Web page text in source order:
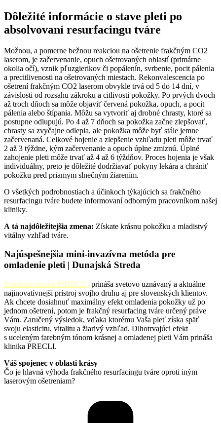
Dôležité informácie o stave pleti po
absolvovaní resurfacingu tváre
Možnou, a pomerne bežnou reakciou na ošetrenie frakčným CO2
laserom, je začervenanie, opuch ošetrovaných oblastí (primárne
okolia očí), vznik pľuzgierikov či popálenín, svrbenie, pocit pálenia
a precitlivenosti na ošetrovaných miestach. Rekonvalescencia po
ošetrení frakčným CO2 laserom obvykle trvá od 5 do 14 dní, v
závislosti od rozsahu zákroku a citlivosti pokožky. Po prvých dvoch
až troch dňoch sa môže objaviť červená pokožka, opuch, a pocit
pálenia alebo štípania. Môžu sa vytvoriť aj drobné chrasty, ktoré sa
postupne odlupujú. Po 4 až 7 dňoch sa pokožka začne zlepšovať,
chrasty sa zvyčajne odlepia, ale pokožka môže byť stále jemne
začervenaná. Celkové hojenie a zlepšenie vzhľadu pleti môže trvať
2 až 3 týždne, kým začervenanie a opuch úplne zmiznú. Úplné
zahojenie pleti môže trvať až 4 až 6 týždňov. Proces hojenia je však
individuálny, preto je dôležité dodržiavať pokyny lekára a chrániť
pokožku pred priamym slnečným žiarením.
O všetkých podrobnostiach a účinkoch týkajúcich sa frakčného
resurfacingu tváre budete informovaní odborným pracovníkom našej
kliniky.
A tá najdôležitejšia zmena: Získate krásnu pokožku a mladistvý
vitálny vzhľad tváre.
Najúspešnejšia mini-invazívna metóda pre
omladenie pleti | Dunajská Streda
Estetická klinika PRESCLI prináša svetovo uznávaný a aktuálne
najinovatívnejší prístroj svojho druhu aj pre slovenských klientov.
Ak chcete dosiahnuť maximálny efekt omladenia pokožky už po
jednom ošetrení, potom je frakčný resurfacing tváre určený práve
Vám. Zaručený výsledok, vďaka ktorému Vaša pleť získa späť
svoju elasticitu, vitalitu a žiarivý vzhľad. Dlhotrvajúci efekt
s uceleným farebným tónom krásnej a omladenej pleti Vám prináša
klinika PRECLI.
Váš spojenec v oblasti krásy
Čo je hlavná výhoda frakčného resurfacingu tváre oproti iným
laserovým ošetreniam?